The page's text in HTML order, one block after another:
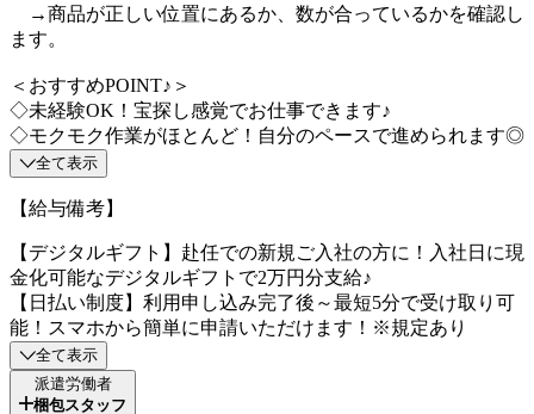
→商品が正しい位置にあるか、数が合っているかを確認し
ます。
＜おすすめPOINT♪＞
◇未経験OK！宝探し感覚でお仕事できます♪
◇モクモク作業がほとんど！自分のペースで進められます◎
全て表示
【給与備考】
【デジタルギフト】赴任での新規ご入社の方に！入社日に現
金化可能なデジタルギフトで2万円分支給♪
【日払い制度】利用申し込み完了後～最短5分で受け取り可
能！スマホから簡単に申請いただけます！※規定あり
全て表示
派遣労働者
梱包スタッフ